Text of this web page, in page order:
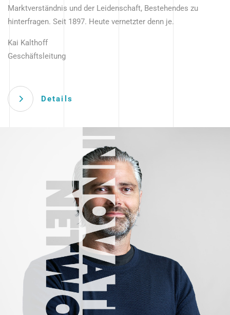
Marktverständnis und der Leidenschaft, Bestehendes zu
hinterfragen. Seit 1897. Heute vernetzter denn je.
Kai Kalthoff
Geschäftsleitung
Details